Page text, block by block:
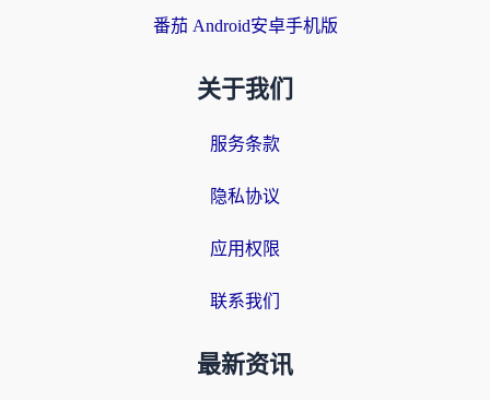
番茄 Android安卓手机版
关于我们
服务条款
隐私协议
应用权限
联系我们
最新资讯